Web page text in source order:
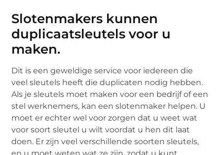
Slotenmakers kunnen
duplicaatsleutels voor u
maken.
Dit is een geweldige service voor iedereen die
veel sleutels heeft die duplicaten nodig hebben.
Als je sleutels moet maken voor een bedrijf of een
stel werknemers, kan een slotenmaker helpen. U
moet er echter wel voor zorgen dat u weet wat
voor soort sleutel u wilt voordat u hen dit laat
doen. Er zijn veel verschillende soorten sleutels,